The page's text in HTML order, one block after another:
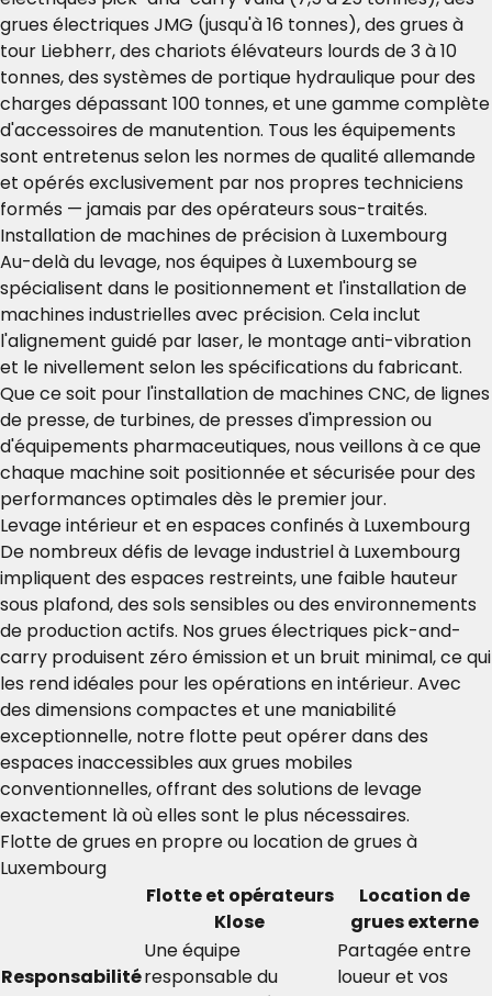
grues électriques JMG (jusqu'à 16 tonnes), des grues à
tour Liebherr, des chariots élévateurs lourds de 3 à 10
tonnes, des systèmes de portique hydraulique pour des
charges dépassant 100 tonnes, et une gamme complète
d'accessoires de manutention. Tous les équipements
sont entretenus selon les normes de qualité allemande
et opérés exclusivement par nos propres techniciens
formés — jamais par des opérateurs sous-traités.
Installation de machines de précision à Luxembourg
Au-delà du levage, nos équipes à Luxembourg se
spécialisent dans le positionnement et l'installation de
machines industrielles avec précision. Cela inclut
l'alignement guidé par laser, le montage anti-vibration
et le nivellement selon les spécifications du fabricant.
Que ce soit pour l'installation de machines CNC, de lignes
de presse, de turbines, de presses d'impression ou
d'équipements pharmaceutiques, nous veillons à ce que
chaque machine soit positionnée et sécurisée pour des
performances optimales dès le premier jour.
Levage intérieur et en espaces confinés à Luxembourg
De nombreux défis de levage industriel à Luxembourg
impliquent des espaces restreints, une faible hauteur
sous plafond, des sols sensibles ou des environnements
de production actifs. Nos grues électriques pick-and-
carry produisent zéro émission et un bruit minimal, ce qui
les rend idéales pour les opérations en intérieur. Avec
des dimensions compactes et une maniabilité
exceptionnelle, notre flotte peut opérer dans des
espaces inaccessibles aux grues mobiles
conventionnelles, offrant des solutions de levage
exactement là où elles sont le plus nécessaires.
Flotte de grues en propre ou location de grues à
Luxembourg
Flotte et opérateurs
Klose
Location de
grues externe
Responsabilité
Une équipe
responsable du
Partagée entre
loueur et vos